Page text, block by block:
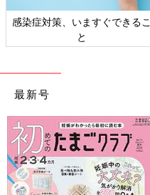
日本外来小児科学会リーフレッ
ト検討会
最新号